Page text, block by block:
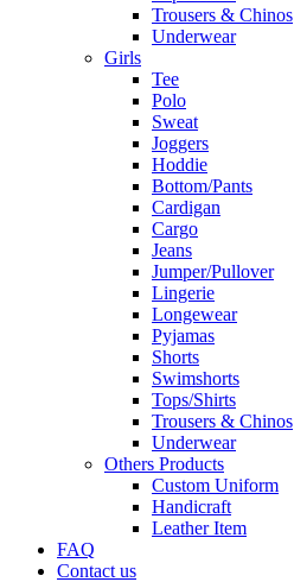
Trousers & Chinos
Underwear
Girls
Tee
Polo
Sweat
Joggers
Hoddie
Bottom/Pants
Cardigan
Cargo
Jeans
Jumper/Pullover
Lingerie
Longewear
Pyjamas
Shorts
Swimshorts
Tops/Shirts
Trousers & Chinos
Underwear
Others Products
Custom Uniform
Handicraft
Leather Item
FAQ
Contact us